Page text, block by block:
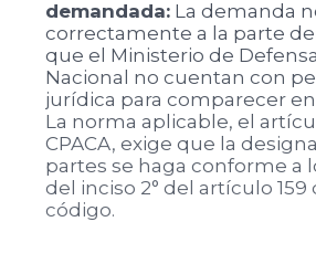
demandada:La demanda
correctamente a la parte
que el Ministerio de
Nacional no cuentan con
jurídica para comparecer
La norma aplicable, el
CPACA, exige que la
partes se haga conforme a
del inciso 2° del artículo
código.